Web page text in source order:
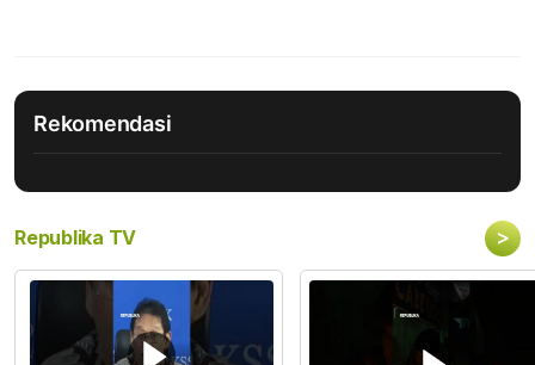
Rekomendasi
Republika TV >